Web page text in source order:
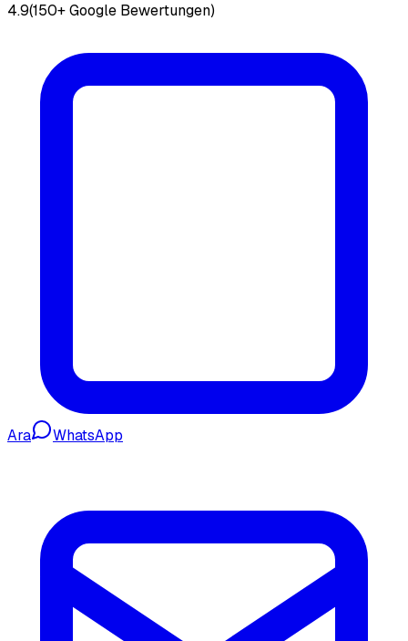
4.9(150+ Google Bewertungen)
Ara WhatsApp